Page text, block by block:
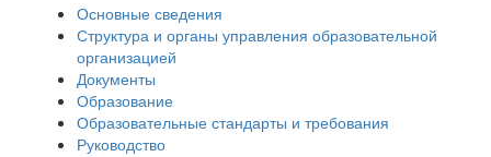
Основные сведения
Структура и органы управления образовательной
организацией
Документы
Образование
Образовательные стандарты и требования
Руководство